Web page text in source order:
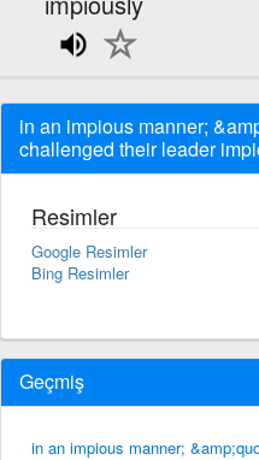
in an impious manner;
challenged their leader
Resimler
Google Resimler
Bing Resimler
Geçmiş
in an impious manner;